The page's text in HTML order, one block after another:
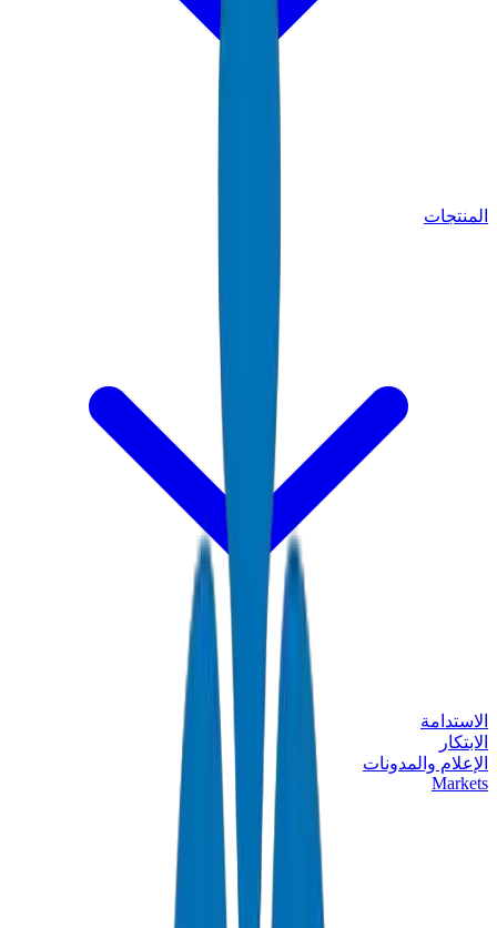
المنتجات
الاستدامة
الابتكار
الإعلام والمدونات
Markets